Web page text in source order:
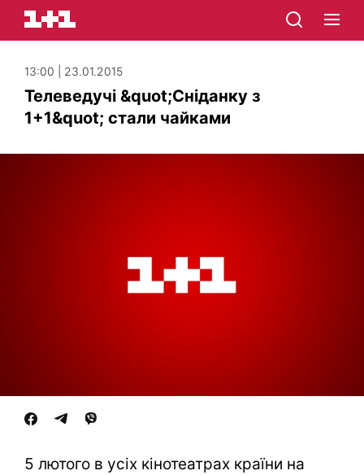
13:00 | 23.01.2015
Телеведучі &quot;Сніданку з
1+1&quot; стали чайками
5 лютого в усіх кінотеатрах країни на